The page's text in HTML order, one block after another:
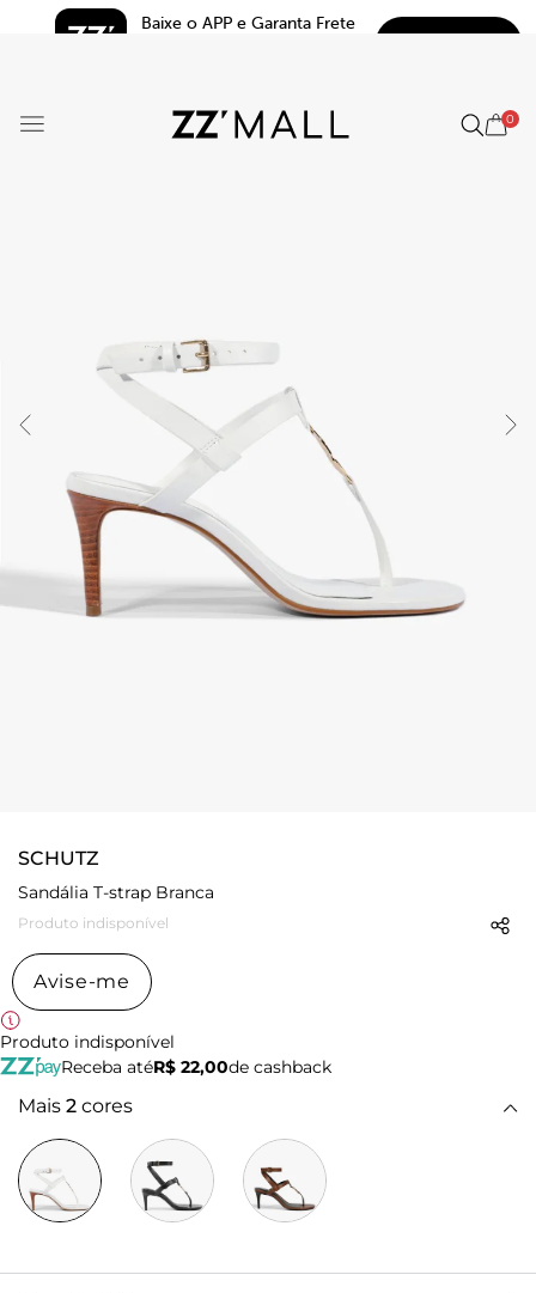
Baixe o APP e Garanta Frete
0
SCHUTZ
Sandália T-strap Branca
Produto indisponível
Avise-me
Produto indisponível
Receba atéR$ 22,00de cashback
Mais 2 cores